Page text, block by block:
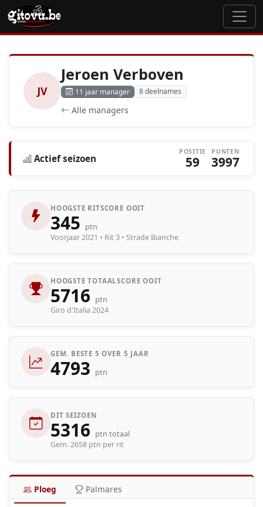
JV
Jeroen Verboven
11 jaar manager 8 deelnames
Alle managers
Actief seizoen
POSITIE
59
PUNTEN
3997
HOOGSTE RITSCORE OOIT
345 ptn
Voorjaar 2021 • Rit 3 • Strade Bianche
HOOGSTE TOTAALSCORE OOIT
5716 ptn
Giro d'Italia 2024
GEM. BESTE 5 OVER 5 JAAR
4793 ptn
DIT SEIZOEN
5316 ptn totaal
Gem. 2658 ptn per rit
Ploeg Palmares